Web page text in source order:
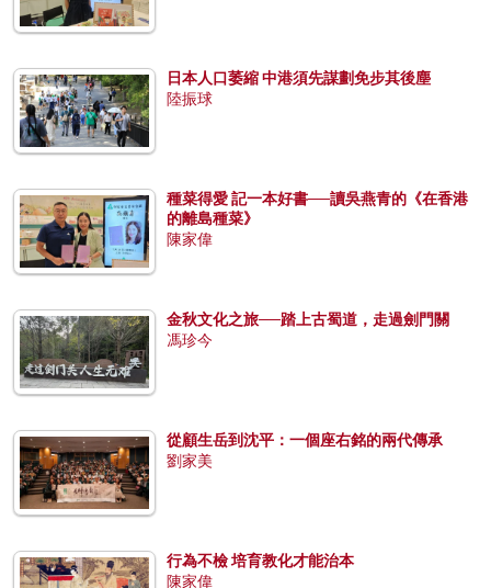
日本人口萎縮 中港須先謀劃免步其後塵
陸振球
種菜得愛 記一本好書──讀吳燕青的《在香港
的離島種菜》
陳家偉
金秋文化之旅──踏上古蜀道，走過劍門關
馮珍今
從顧生岳到沈平：一個座右銘的兩代傳承
劉家美
行為不檢 培育教化才能治本
陳家偉